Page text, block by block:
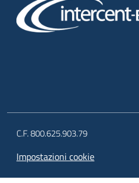
C.F. 800.625.903.79
Impostazioni cookie